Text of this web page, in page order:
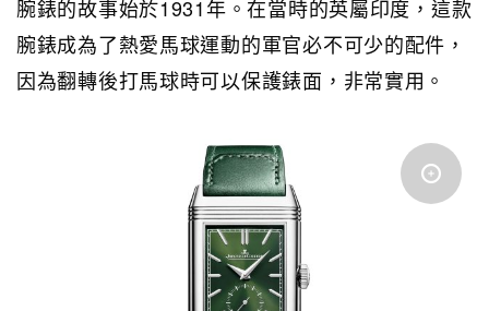
腕錶的故事始於1931年。在當時的英屬印度，這款
腕錶成為了熱愛馬球運動的軍官必不可少的配件，
因為翻轉後打馬球時可以保護錶面，非常實用。